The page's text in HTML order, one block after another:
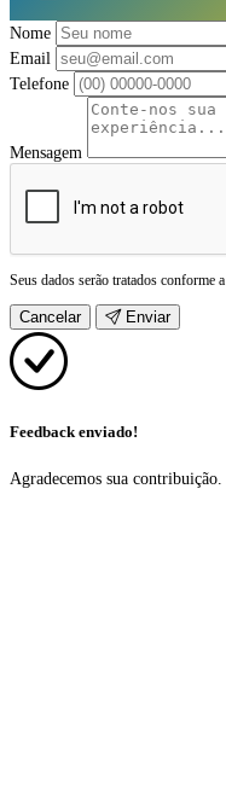
Nome
Email
Telefone
Mensagem
Seus dados serão tratados conforme a
Cancelar Enviar
Feedback enviado!
Agradecemos sua contribuição.